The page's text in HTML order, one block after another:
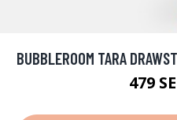
BUBBLEROOM TARA
479